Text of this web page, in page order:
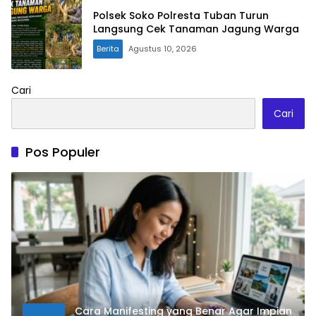
Polsek Soko Polresta Tuban Turun
Langsung Cek Tanaman Jagung Warga
Berita Agustus 10, 2026
Cari
Cari
Pos Populer
Cara Manifesting yang Benar Agar Impian